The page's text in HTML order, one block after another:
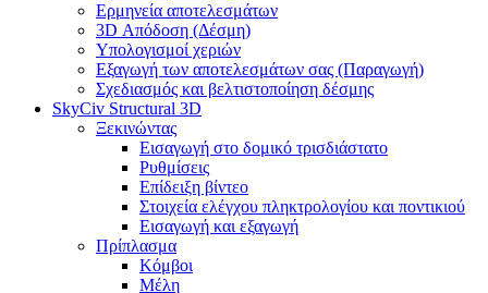
Ερμηνεία αποτελεσμάτων
3D Απόδοση (Δέσμη)
Υπολογισμοί χεριών
Εξαγωγή των αποτελεσμάτων σας (Παραγωγή)
Σχεδιασμός και βελτιστοποίηση δέσμης
SkyCiv Structural 3D
Ξεκινώντας
Εισαγωγή στο δομικό τρισδιάστατο
Ρυθμίσεις
Επίδειξη βίντεο
Στοιχεία ελέγχου πληκτρολογίου και ποντικιού
Εισαγωγή και εξαγωγή
Πρίπλασμα
Κόμβοι
Μέλη